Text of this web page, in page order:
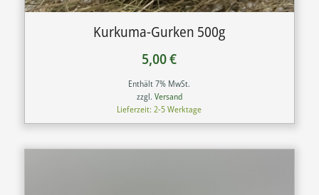
Kurkuma-Gurken 500g
5,00€
Enthält 7% MwSt.
zzgl. Versand
Lieferzeit: 2-5 Werktage